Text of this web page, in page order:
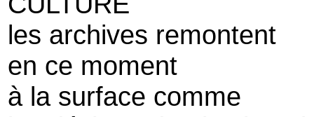
les archives remontent
en ce moment
à la surface comme